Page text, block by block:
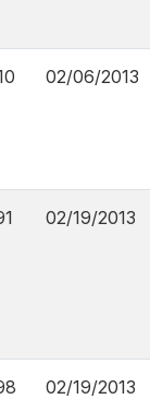
02/06/2013
02/19/2013
02/19/2013